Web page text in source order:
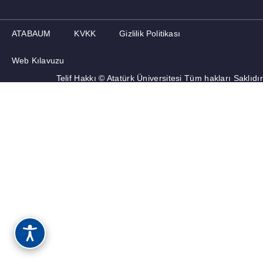
ATABAUM KVKK Gizlilik Politikası
Web Kılavuzu
Telif Hakkı © Atatürk Üniversitesi Tüm hakları Saklıdır